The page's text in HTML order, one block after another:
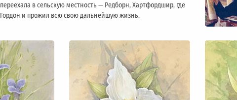
переехала в сельскую местность — Редборн, Хартфордшир, где
Гордон и прожил всю свою дальнейшую жизнь.